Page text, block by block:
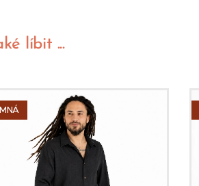
líbit ...